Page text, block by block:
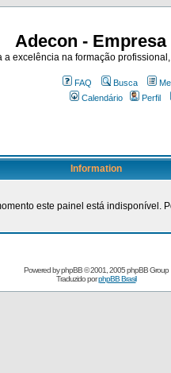
Adecon -
excelência na formação
FAQ Busca
Calendário
Perfil
Information
este painel está indisponível.
Powered byphpBB© 2001, 2005 phpBB Group
Traduzido porphpBB Brasil